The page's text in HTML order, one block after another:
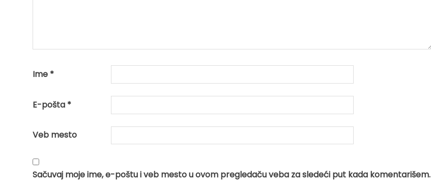
Ime *
E-pošta *
Veb mesto
Sačuvaj moje ime, e-poštu i veb mesto u ovom pregledaču veba za sledeći put kada komentarišem.